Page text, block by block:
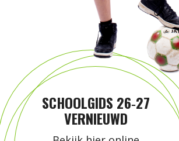
SCHOOLGIDS 26‑27
VERNIEUWD